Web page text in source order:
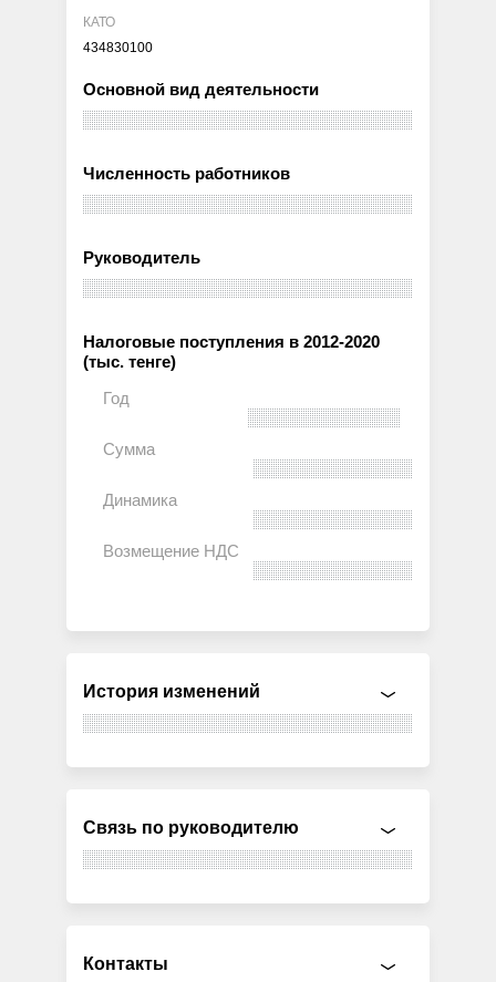
КАТО
434830100
Основной вид деятельности
Численность работников
Руководитель
Налоговые поступления в 2012-2020
(тыс. тенге)
История изменений
Связь по руководителю
Контакты